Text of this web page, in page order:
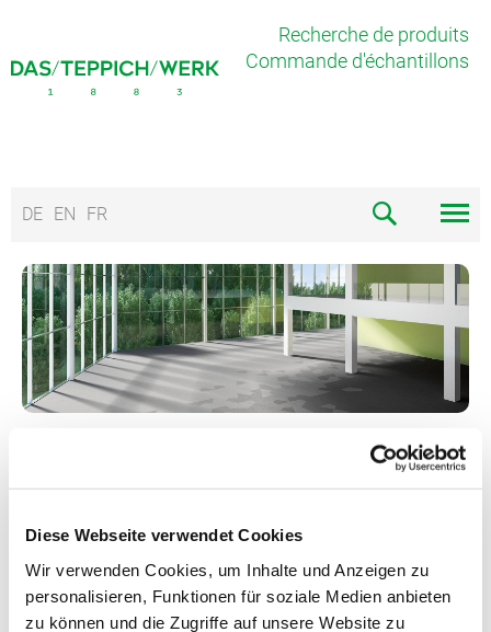
Diese Webseite verwendet Cookies
Wir verwenden Cookies, um Inhalte und Anzeigen zu
personalisieren, Funktionen für soziale Medien anbieten
zu können und die Zugriffe auf unsere Website zu
Recherche de produits
Commande d'échantillons
DE EN FR
VELOURS OU VELOURS BOUCLÉ,
Trouvez la moquette qui vous convient.
En quelques clics seulement.